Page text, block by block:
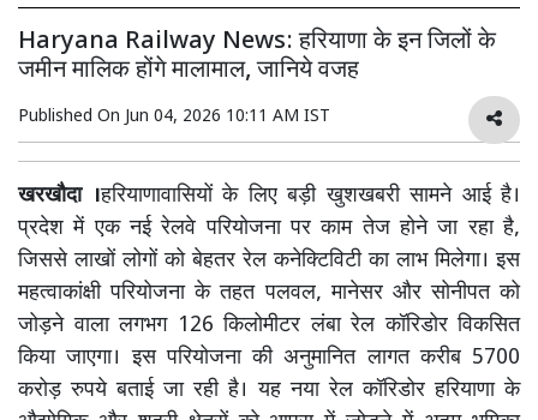
Haryana Railway News: हरियाणा के इन जिलों के
जमीन मालिक होंगे मालामाल, जानिये वजह
Published On Jun 04, 2026 10:11 AM IST
खरखौदा ।हरियाणावासियों के लिए बड़ी खुशखबरी सामने आई है।
प्रदेश में एक नई रेलवे परियोजना पर काम तेज होने जा रहा है,
जिससे लाखों लोगों को बेहतर रेल कनेक्टिविटी का लाभ मिलेगा। इस
महत्वाकांक्षी परियोजना के तहत पलवल, मानेसर और सोनीपत को
जोड़ने वाला लगभग 126 किलोमीटर लंबा रेल कॉरिडोर विकसित
किया जाएगा। इस परियोजना की अनुमानित लागत करीब 5700
करोड़ रुपये बताई जा रही है। यह नया रेल कॉरिडोर हरियाणा के